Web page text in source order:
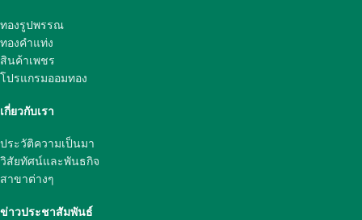
ทองรูปพรรณ
ทองคำแท่ง
สินค้าเพชร
โปรแกรมออมทอง
เกี่ยวกับเรา
ประวัติความเป็นมา
วิสัยทัศน์และพันธกิจ
สาขาต่างๆ
ข่าวประชาสัมพันธ์